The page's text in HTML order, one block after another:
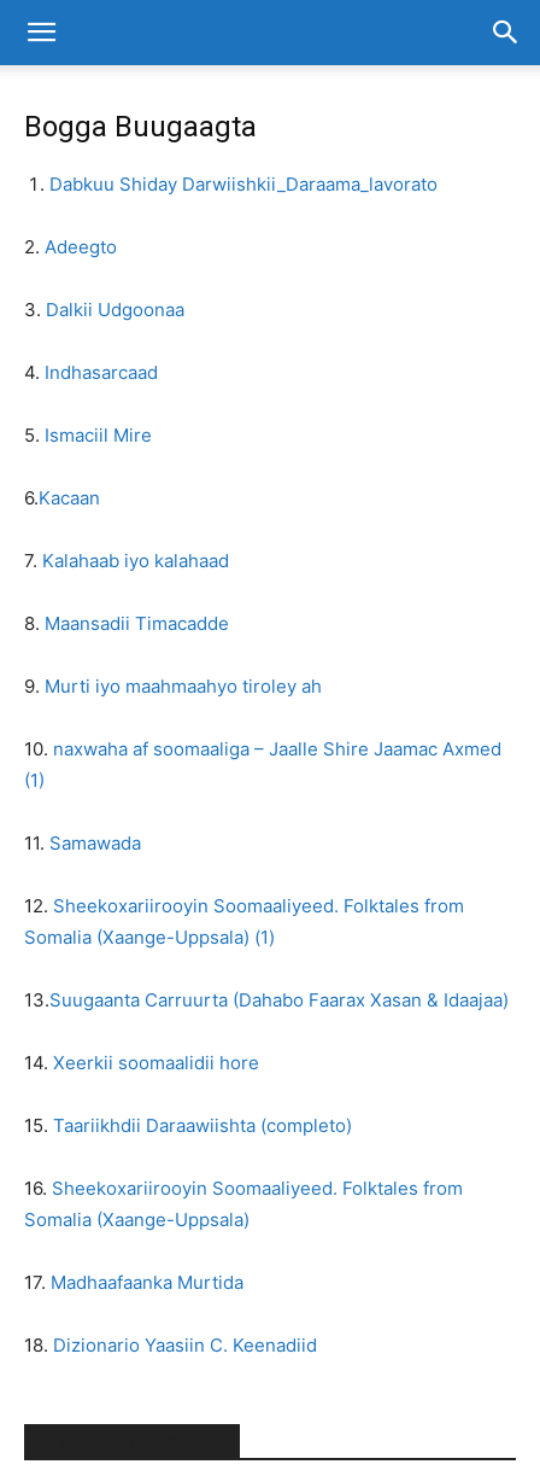
Bogga Buugaagta
Dabkuu Shiday Darwiishkii_Daraama_lavorato
2. Adeegto
3. Dalkii Udgoonaa
4. Indhasarcaad
5. Ismaciil Mire
6.Kacaan
7. Kalahaab iyo kalahaad
8. Maansadii Timacadde
9. Murti iyo maahmaahyo tiroley ah
10. naxwaha af soomaaliga – Jaalle Shire Jaamac Axmed
(1)
11. Samawada
12. Sheekoxariirooyin Soomaaliyeed. Folktales from
Somalia (Xaange-Uppsala) (1)
13.Suugaanta Carruurta (Dahabo Faarax Xasan & Idaajaa)
14. Xeerkii soomaalidii hore
15. Taariikhdii Daraawiishta (completo)
16. Sheekoxariirooyin Soomaaliyeed. Folktales from
Somalia (Xaange-Uppsala)
17. Madhaafaanka Murtida
18. Dizionario Yaasiin C. Keenadiid